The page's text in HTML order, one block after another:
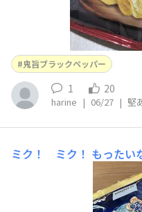
鬼旨ブラックペッパー
1 20
harine | 06/27 | 堅
ミク！ ミク！ もったい